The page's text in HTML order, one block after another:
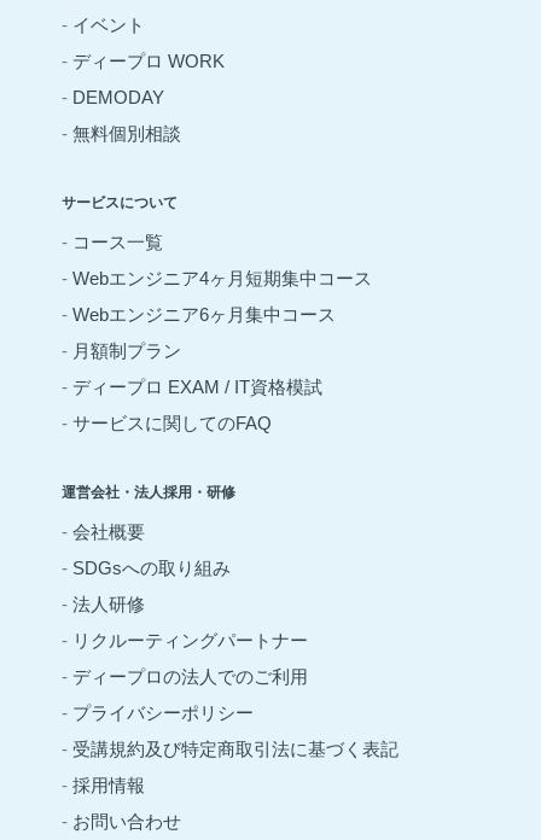
- イベント
- ディープロ WORK
- DEMODAY
- 無料個別相談
サービスについて
- コース一覧
- Webエンジニア4ヶ月短期集中コース
- Webエンジニア6ヶ月集中コース
- 月額制プラン
- ディープロ EXAM / IT資格模試
- サービスに関してのFAQ
運営会社・法人採用・研修
- 会社概要
- SDGsへの取り組み
- 法人研修
- リクルーティングパートナー
- ディープロの法人でのご利用
- プライバシーポリシー
- 受講規約及び特定商取引法に基づく表記
- 採用情報
- お問い合わせ